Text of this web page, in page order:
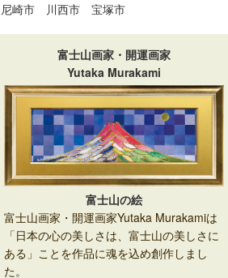
尼崎市 川西市 宝塚市
富士山画家・開運画家
Yutaka Murakami
富士山の絵
富士山画家・開運画家Yutaka Murakamiは
「日本の心の美しさは、富士山の美しさに
ある」ことを作品に魂を込め創作しまし
た。